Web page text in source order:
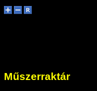
Műszerraktár